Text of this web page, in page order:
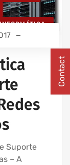
Suporte
– A
Contact